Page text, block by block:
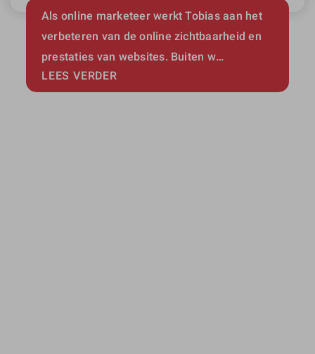
Als online marketeer werkt Tobias aan het
verbeteren van de online zichtbaarheid en
prestaties van websites. Buiten w…
LEES VERDER